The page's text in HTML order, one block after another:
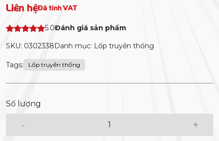
Liên hệĐã tính VAT
5.0Đánh giá sản phẩm
SKU: 0302338Danh mục: Lốp truyền thống
Tags: Lốp truyền thống
Số lượng
- +